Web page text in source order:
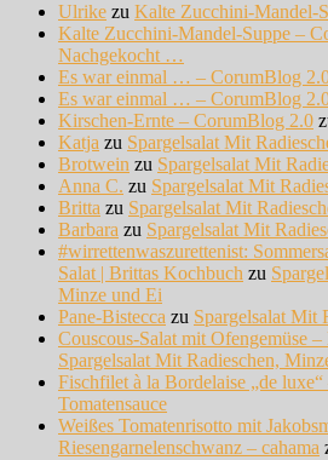
Ulrike zu Kalte Zucchini-Mandel-
Kalte Zucchini-Mandel-Suppe –
Nachgekocht …
Es war einmal … – CorumBlog
Es war einmal … – CorumBlog
Kirschen-Ernte – CorumBlog 2.0
Katja zu Spargelsalat Mit
Brotwein zu Spargelsalat Mit
Anna C. zu Spargelsalat Mit
Britta zu Spargelsalat Mit
Barbara zu Spargelsalat Mit
#wirrettenwaszurettenist:
Salat | Brittas Kochbuch zu
Minze und Ei
Pane-Bistecca zu Spargelsalat Mit
Couscous-Salat mit Ofengemüse
Spargelsalat Mit Radieschen,
Fischfilet à la Bordelaise „de luxe“
Tomatensauce
Weißes Tomatenrisotto mit
Riesengarnelenschwanz – cahama